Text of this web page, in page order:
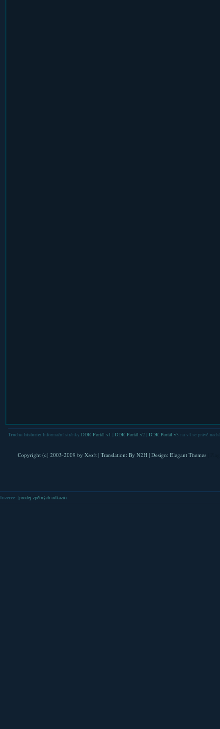
Trocha historie: Informační stránky DDR Portál v1 DDR Portál v2| DDR Portál v3na v4 se právě
Copyright (c) 2003-2009 by Xsoft| Translation: By N2H| Design: Elegant Themes
Inzerce: (prodej zpětných odkazů )